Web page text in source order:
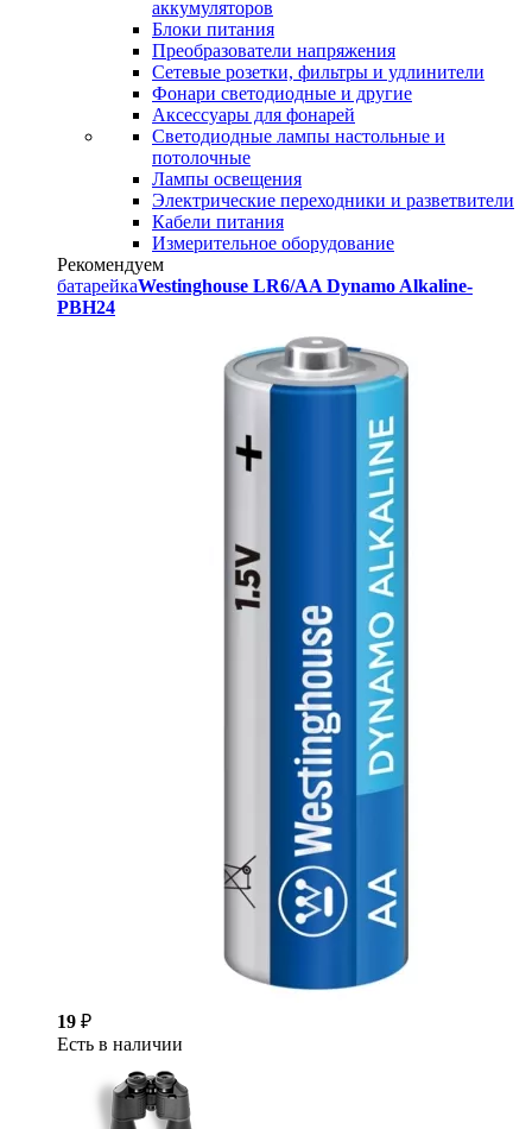
аккумуляторов
Блоки питания
Преобразователи напряжения
Сетевые розетки, фильтры и удлинители
Фонари светодиодные и другие
Аксессуары для фонарей
Светодиодные лампы настольные и
потолочные
Лампы освещения
Электрические переходники и разветвители
Кабели питания
Измерительное оборудование
Рекомендуем
батарейкаWestinghouse LR6/AA Dynamo Alkaline-
PBH24
19 ₽
Есть в наличии